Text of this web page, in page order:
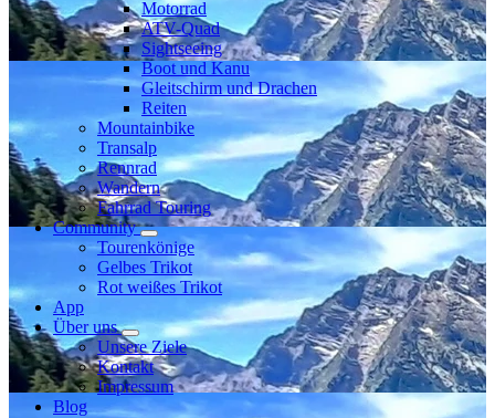
Motorrad
ATV-Quad
Sightseeing
Boot und Kanu
Gleitschirm und Drachen
Reiten
Mountainbike
Transalp
Rennrad
Wandern
Fahrrad Touring
Community
Tourenkönige
Gelbes Trikot
Rot weißes Trikot
App
Über uns
Unsere Ziele
Kontakt
Impressum
Blog